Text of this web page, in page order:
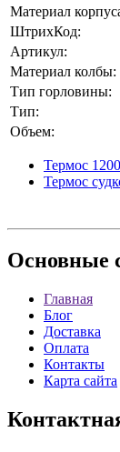
Материал
ШтрихКод:
Артикул:
Материал колбы:
Тип горловины:
Тип:
Объем:
Термос
Термос
Основные
Главная
Блог
Доставка
Оплата
Контакты
Карта сайта